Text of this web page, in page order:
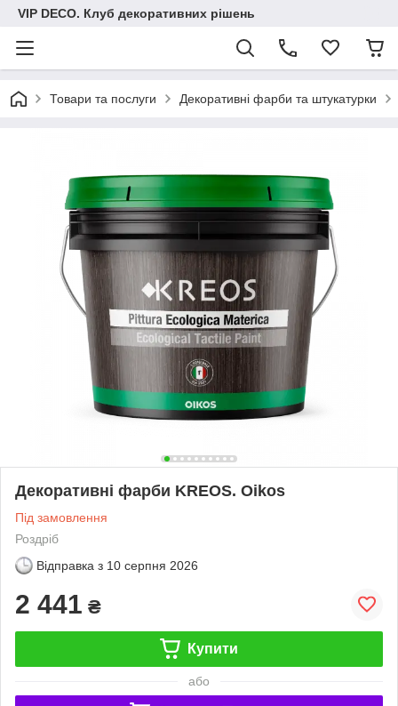
VIP DECO. Клуб декоративних рішень
Товари та послуги Декоративні фарби та штукатурки
Декоративні фарби KREOS. Oikos
Під замовлення
Роздріб
Відправка з 10 серпня 2026
2 441 ₴
Купити
або